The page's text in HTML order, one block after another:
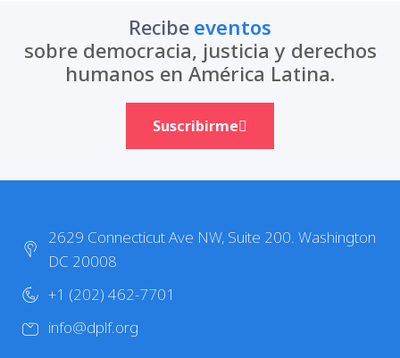
Recibe actualizaciones
sobre democracia, justicia y derechos
humanos en América Latina.
Suscribirme
2629 Connecticut Ave NW, Suite 200. Washington
DC 20008
+1 (202) 462-7701
info@dplf.org